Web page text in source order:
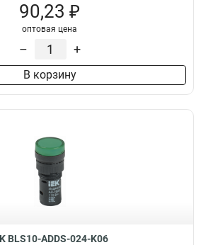
90,23 ₽
оптовая цена
– +
В корзину
BLS10-ADDS-024-K06